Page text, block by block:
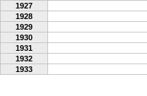
1927
1928
1929
1930
1931
1932
1933